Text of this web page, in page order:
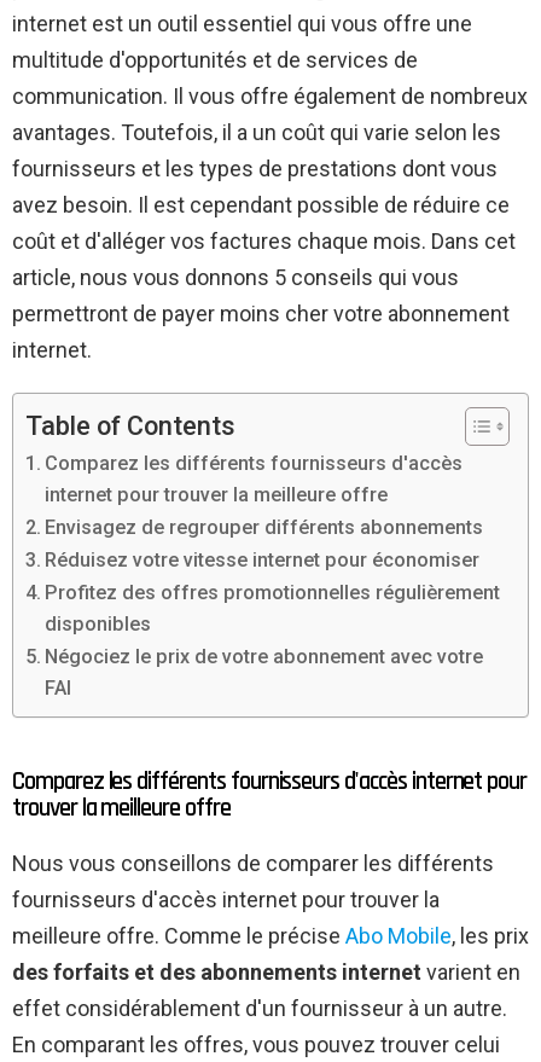
internet est un outil essentiel qui vous offre une
multitude d'opportunités et de services de
communication. Il vous offre également de nombreux
avantages. Toutefois, il a un coût qui varie selon les
fournisseurs et les types de prestations dont vous
avez besoin. Il est cependant possible de réduire ce
coût et d'alléger vos factures chaque mois. Dans cet
article, nous vous donnons 5 conseils qui vous
permettront de payer moins cher votre abonnement
internet.
Table of Contents
Comparez les différents fournisseurs d'accès
internet pour trouver la meilleure offre
Envisagez de regrouper différents abonnements
Réduisez votre vitesse internet pour économiser
Profitez des offres promotionnelles régulièrement
disponibles
Négociez le prix de votre abonnement avec votre
FAI
Comparez les différents fournisseurs d'accès internet pour
trouver la meilleure offre
Nous vous conseillons de comparer les différents
fournisseurs d'accès internet pour trouver la
meilleure offre. Comme le précise Abo Mobile, les prix
des forfaits et des abonnements internet varient en
effet considérablement d'un fournisseur à un autre.
En comparant les offres, vous pouvez trouver celui